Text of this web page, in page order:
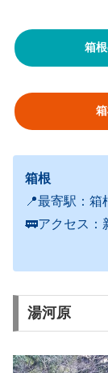
箱
箱根
📍最寄駅：箱
🚃アクセス：
湯河原